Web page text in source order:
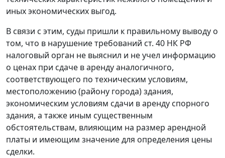
иных экономических выгод.
В связи с этим, суды пришли к правильному выводу о
том, что в нарушение требований ст. 40 НК РФ
налоговый орган не выяснил и не учел информацию
о ценах при сдаче в аренду аналогичного,
соответствующего по техническим условиям,
местоположению (району города) здания,
экономическим условиям сдачи в аренду спорного
здания, а также иным существенным
обстоятельствам, влияющим на размер арендной
платы и имеющим значение для определения цены
сделки.